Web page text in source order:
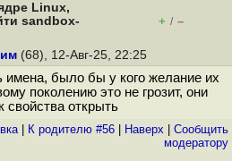
Linux,
sandbox-
+ / –
(68), 12-Авг-25, 22:25
имена, было бы у кого желание их
поколению это не грозит, они
свойства открыть
| К родителю #56 Наверх
Cообщить
модератору